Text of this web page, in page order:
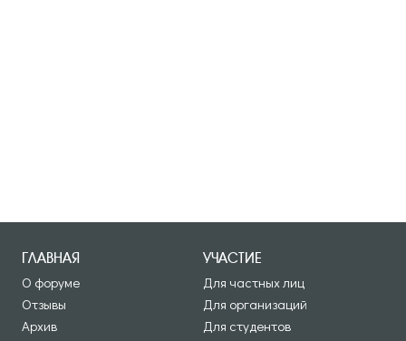
ГЛАВНАЯ
О форуме
Отзывы
Архив
УЧАСТИЕ
Для частных лиц
Для организаций
Для студентов